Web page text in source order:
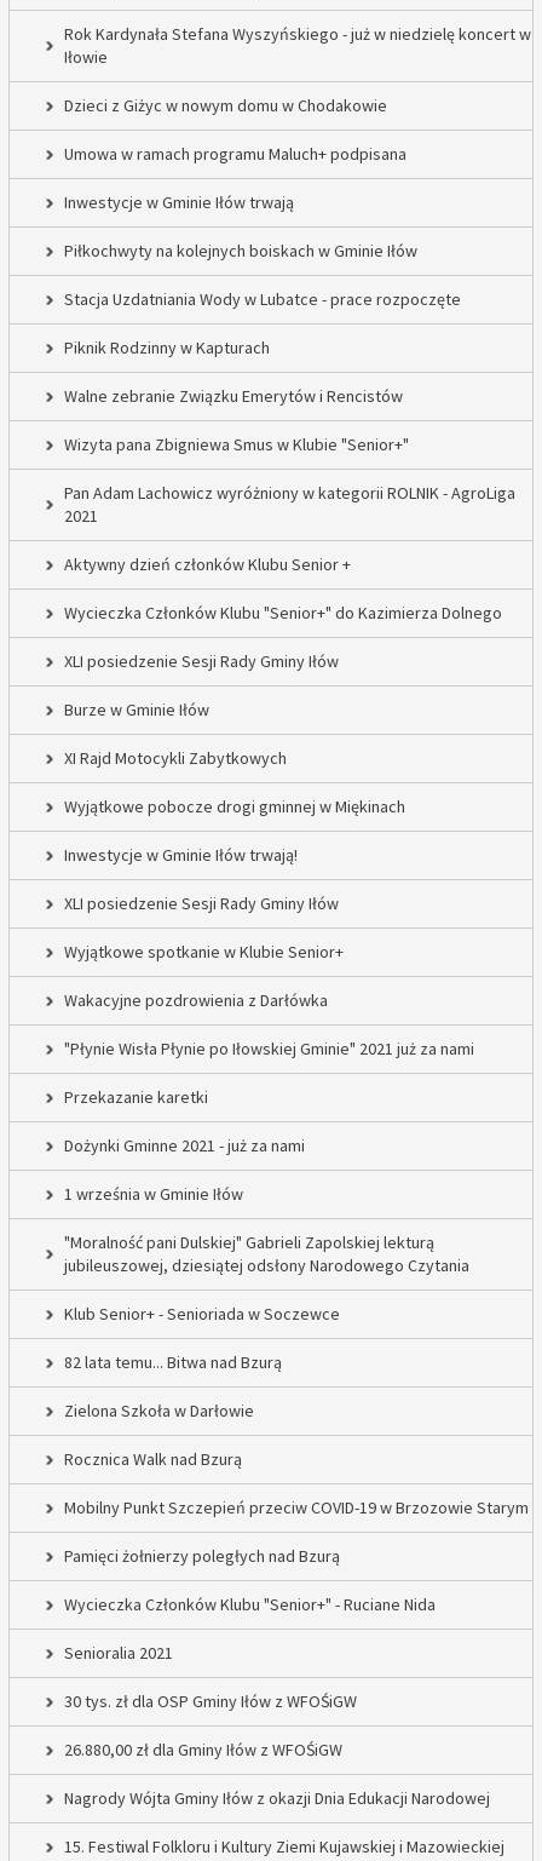
Rok Kardynała Stefana Wyszyńskiego - już w niedzielę koncert w
Iłowie
Dzieci z Giżyc w nowym domu w Chodakowie
Umowa w ramach programu Maluch+ podpisana
Inwestycje w Gminie Iłów trwają
Piłkochwyty na kolejnych boiskach w Gminie Iłów
Stacja Uzdatniania Wody w Lubatce - prace rozpoczęte
Piknik Rodzinny w Kapturach
Walne zebranie Związku Emerytów i Rencistów
Wizyta pana Zbigniewa Smus w Klubie "Senior+"
Pan Adam Lachowicz wyróżniony w kategorii ROLNIK - AgroLiga
2021
Aktywny dzień członków Klubu Senior +
Wycieczka Członków Klubu "Senior+" do Kazimierza Dolnego
XLI posiedzenie Sesji Rady Gminy Iłów
Burze w Gminie Iłów
XI Rajd Motocykli Zabytkowych
Wyjątkowe pobocze drogi gminnej w Miękinach
Inwestycje w Gminie Iłów trwają!
XLI posiedzenie Sesji Rady Gminy Iłów
Wyjątkowe spotkanie w Klubie Senior+
Wakacyjne pozdrowienia z Darłówka
"Płynie Wisła Płynie po Iłowskiej Gminie" 2021 już za nami
Przekazanie karetki
Dożynki Gminne 2021 - już za nami
1 września w Gminie Iłów
"Moralność pani Dulskiej" Gabrieli Zapolskiej lekturą
jubileuszowej, dziesiątej odsłony Narodowego Czytania
Klub Senior+ - Senioriada w Soczewce
82 lata temu... Bitwa nad Bzurą
Zielona Szkoła w Darłowie
Rocznica Walk nad Bzurą
Mobilny Punkt Szczepień przeciw COVID-19 w Brzozowie Starym
Pamięci żołnierzy poległych nad Bzurą
Wycieczka Członków Klubu "Senior+" - Ruciane Nida
Senioralia 2021
30 tys. zł dla OSP Gminy Iłów z WFOŚiGW
26.880,00 zł dla Gminy Iłów z WFOŚiGW
Nagrody Wójta Gminy Iłów z okazji Dnia Edukacji Narodowej
15. Festiwal Folkloru i Kultury Ziemi Kujawskiej i Mazowieckiej